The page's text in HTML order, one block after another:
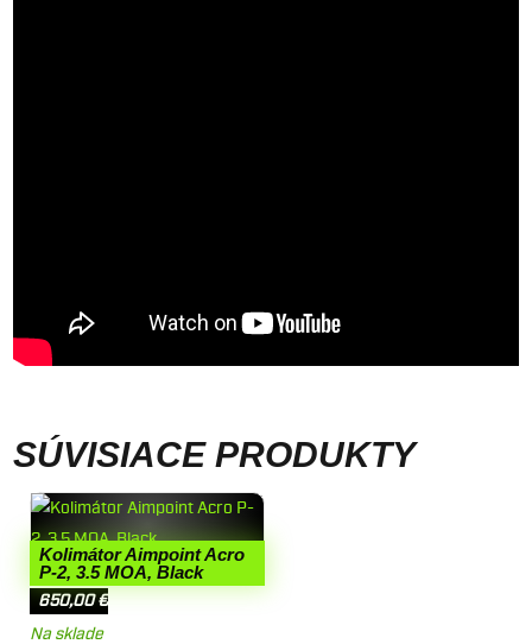
SÚVISIACE PRODUKTY
Kolimátor Aimpoint Acro
P-2, 3.5 MOA, Black
650,00€
Na sklade